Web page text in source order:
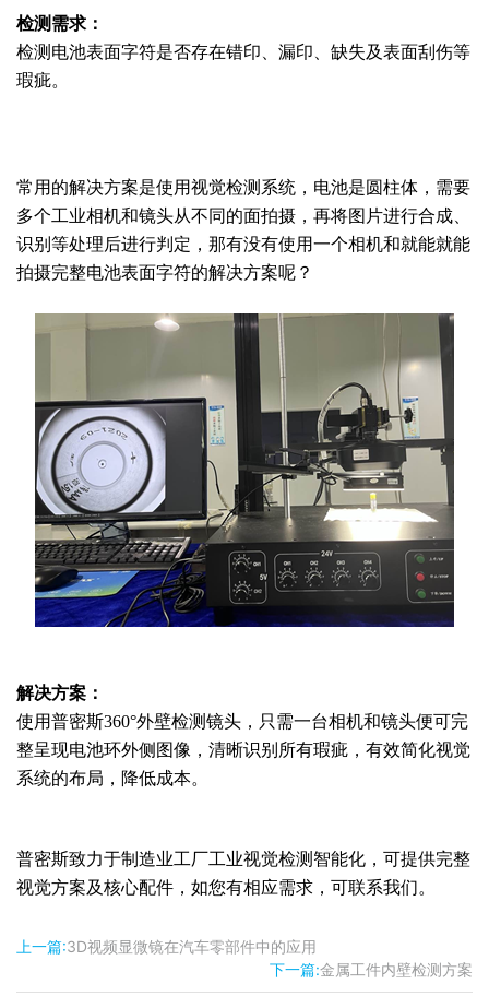
检测需求：
检测 电池表面字符是否存在错印、漏印、缺失及表面刮伤等
瑕疵。
常用的解决方案是使用视觉检测系统，电池是圆柱体，需要
多个工业相机和镜头从不同的面拍摄，再将图片进行合成、
识别等处理后进行判定， 那有没有使用一个相机和就能就能
拍摄完整电池表面字符的解决方案呢？
解决方案：
使用普密斯360°外壁检测镜头， 只需一台相机和镜头便可完
整呈现电池环外侧图像，清晰识别所有瑕疵， 有效简化视觉
系统的布局，降低成本。
普密斯致力于制造业工厂工业视觉检测智能化，可提供完整
视觉方案及核心配件，如您有相应需求，可联系我们。
上一篇:3D视频显微镜在汽车零部件中的应用
下一篇:金属工件内壁检测方案